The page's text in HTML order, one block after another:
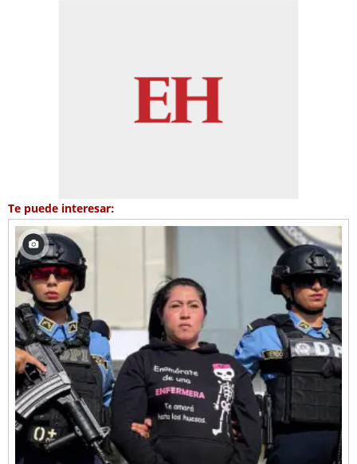
Te puede interesar: